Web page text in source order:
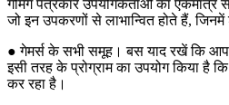
गेमिंग पत्रकार उपयोगकर्ताओं का
जो इन उपकरणों से लाभान्वित होते हैं, जिनमें
● गेमर्स के सभी समूह। बस याद रखें कि
इसी तरह के प्रोग्राम का उपयोग किया है
कर रहा है।